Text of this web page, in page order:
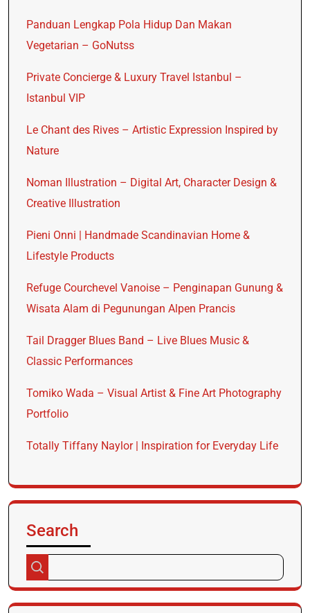
Panduan Lengkap Pola Hidup Dan Makan
Vegetarian – GoNutss
Private Concierge & Luxury Travel Istanbul –
Istanbul VIP
Le Chant des Rives – Artistic Expression Inspired by
Nature
Noman Illustration – Digital Art, Character Design &
Creative Illustration
Pieni Onni | Handmade Scandinavian Home &
Lifestyle Products
Refuge Courchevel Vanoise – Penginapan Gunung &
Wisata Alam di Pegunungan Alpen Prancis
Tail Dragger Blues Band – Live Blues Music &
Classic Performances
Tomiko Wada – Visual Artist & Fine Art Photography
Portfolio
Totally Tiffany Naylor | Inspiration for Everyday Life
Search